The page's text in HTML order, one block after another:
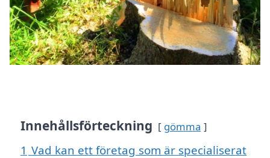
Innehållsförteckning gömma
1 Vad kan ett företag som är specialiserat